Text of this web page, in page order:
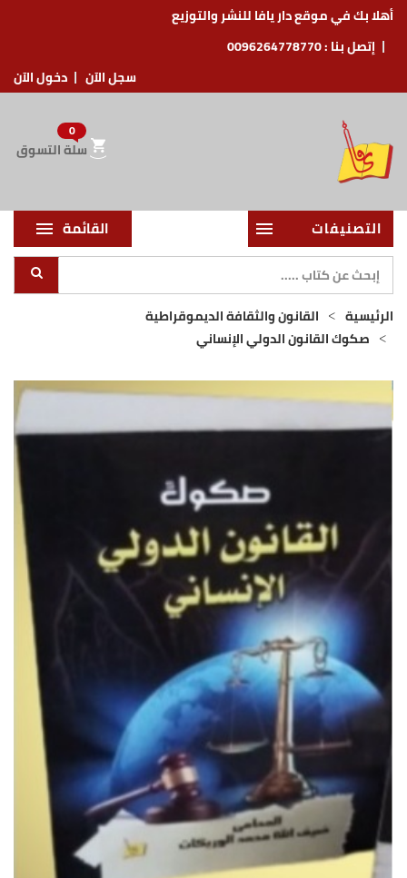
أهلا بك في موقع دار يافا للنشر والتوزيع
إتصل بنا :0096264778770
سجل الآن
دخول الآن
سلة التسوق
0
القائمة التصنيفات
الرئيسية
القانون والثقافة الديموقراطية
صكوك القانون الدولي الإنساني